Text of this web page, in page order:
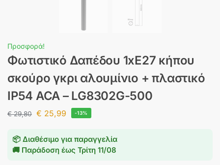
Προσφορά!
Φωτιστικό Δαπέδου 1xE27 κήπου
σκούρο γκρι αλουμίνιο + πλαστικό
IP54 ACA – LG8302G-500
€29,80 € 25,99 -13%
📦 Διαθέσιμο για παραγγελία
🚚 Παράδοση έως Τρίτη 11/08